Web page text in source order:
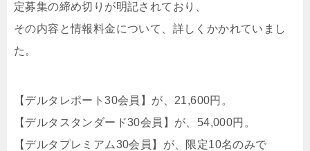
定募集の締め切りが明記されており、
その内容と情報料金について、詳しくかかれていまし
た。
【デルタレポート30会員】が、21,600円。
【デルタスタンダード30会員】が、54,000円。
【デルタプレミアム30会員】が、限定10名のみで